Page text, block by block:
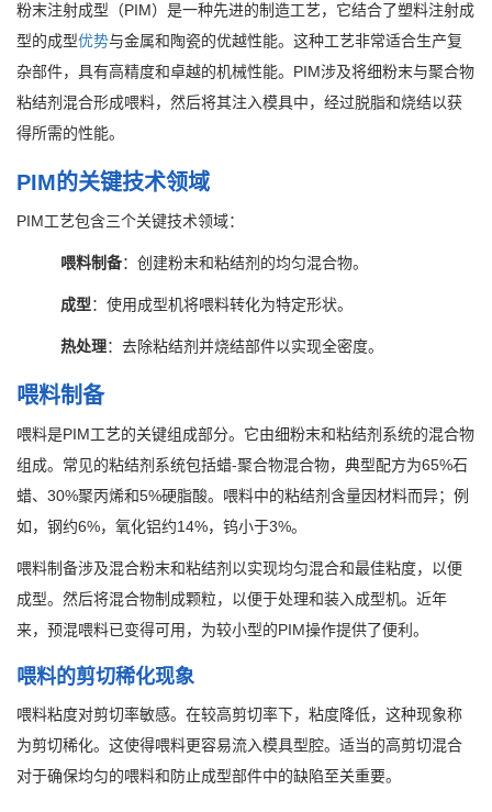
粉末注射成型（PIM）是一种先进的制造工艺，它结合了塑料注射成
型的成型优势与金属和陶瓷的优越性能。这种工艺非常适合生产复
杂部件，具有高精度和卓越的机械性能。PIM涉及将细粉末与聚合物
粘结剂混合形成喂料，然后将其注入模具中，经过脱脂和烧结以获
得所需的性能。
PIM的关键技术领域
PIM工艺包含三个关键技术领域：
喂料制备：创建粉末和粘结剂的均匀混合物。
成型：使用成型机将喂料转化为特定形状。
热处理：去除粘结剂并烧结部件以实现全密度。
喂料制备
喂料是PIM工艺的关键组成部分。它由细粉末和粘结剂系统的混合物
组成。常见的粘结剂系统包括蜡-聚合物混合物，典型配方为65%石
蜡、30%聚丙烯和5%硬脂酸。喂料中的粘结剂含量因材料而异；例
如，钢约6%，氧化铝约14%，钨小于3%。
喂料制备涉及混合粉末和粘结剂以实现均匀混合和最佳粘度，以便
成型。然后将混合物制成颗粒，以便于处理和装入成型机。近年
来，预混喂料已变得可用，为较小型的PIM操作提供了便利。
喂料的剪切稀化现象
喂料粘度对剪切率敏感。在较高剪切率下，粘度降低，这种现象称
为剪切稀化。这使得喂料更容易流入模具型腔。适当的高剪切混合
对于确保均匀的喂料和防止成型部件中的缺陷至关重要。